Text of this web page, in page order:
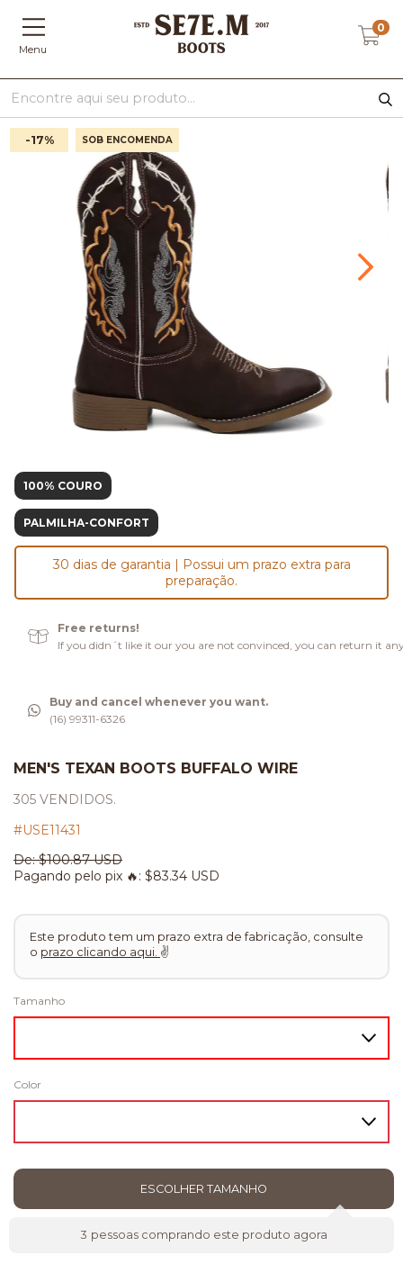
Menu
0
-17% SOB ENCOMENDA
100% COURO
PALMILHA-CONFORT
30 dias de garantia | Possui um prazo extra para
preparação.
Free returns!
If you didn´t like it our you are not convinced, you can return it
Buy and cancel whenever you want.
(16) 99311-6326
MEN'S TEXAN BOOTS BUFFALO WIRE
305 VENDIDOS.
#USE11431
De:$100.87 USD
Pagando pelo pix 🔥: $83.34 USD
Este produto tem um prazo extra de fabricação, consulte
o prazo clicando aqui. ✌
Tamanho
Color
3 pessoas comprando este produto agora